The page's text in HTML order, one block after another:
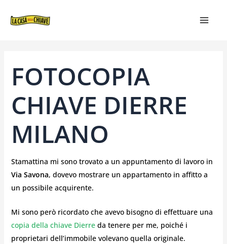
FOTOCOPIA
CHIAVE DIERRE
MILANO
Stamattina mi sono trovato a un appuntamento di lavoro in
Via Savona, dovevo mostrare un appartamento in affitto a
un possibile acquirente.
Mi sono però ricordato che avevo bisogno di effettuare una
copia della chiave Dierreda tenere per me, poiché i
proprietari dell’immobile volevano quella originale.
ARTICOLI